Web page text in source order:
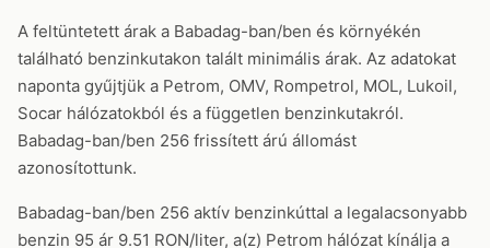
A feltüntetett árak a Babadag-ban/ben és környékén
található benzinkutakon talált minimális árak. Az adatokat
naponta gyűjtjük a Petrom, OMV, Rompetrol, MOL, Lukoil,
Socar hálózatokból és a független benzinkutakról.
Babadag-ban/ben 256 frissített árú állomást
azonosítottunk.
Babadag-ban/ben 256 aktív benzinkúttal a legalacsonyabb
benzin 95 ár 9.51 RON/liter, a(z) Petrom hálózat kínálja a